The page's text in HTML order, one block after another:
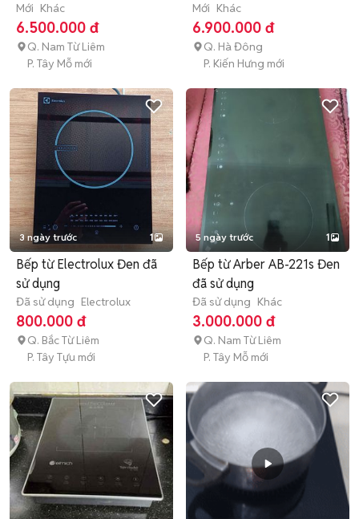
Ceramic
Mới Khác
6.500.000 đ
Q. Nam Từ Liêm
P. Tây Mỗ mới
Mới Khác
6.900.000 đ
Q. Hà Đông
P. Kiến Hưng mới
3 ngày trước 1
Bếp từ Electrolux Đen đã
sử dụng
Đã sử dụng Electrolux
800.000 đ
Q. Bắc Từ Liêm
P. Tây Tựu mới
5 ngày trước 1
Bếp từ Arber AB-221s Đen
đã sử dụng
Đã sử dụng Khác
3.000.000 đ
Q. Nam Từ Liêm
P. Tây Mỗ mới